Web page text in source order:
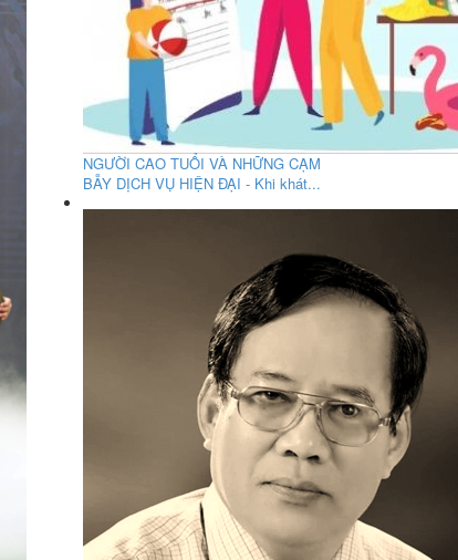
NGƯỜI CAO TUỔI VÀ NHỮNG CẠM
BẪY DỊCH VỤ HIỆN ĐẠI - Khi khát...